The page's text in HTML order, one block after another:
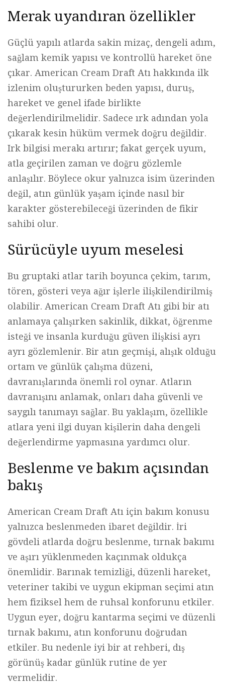
Merak uyandıran özellikler
Güçlü yapılı atlarda sakin mizaç, dengeli adım,
sağlam kemik yapısı ve kontrollü hareket öne
çıkar. American Cream Draft Atı hakkında ilk
izlenim oluştururken beden yapısı, duruş,
hareket ve genel ifade birlikte
değerlendirilmelidir. Sadece ırk adından yola
çıkarak kesin hüküm vermek doğru değildir.
Irk bilgisi merakı artırır; fakat gerçek uyum,
atla geçirilen zaman ve doğru gözlemle
anlaşılır. Böylece okur yalnızca isim üzerinden
değil, atın günlük yaşam içinde nasıl bir
karakter gösterebileceği üzerinden de fikir
sahibi olur.
Sürücüyle uyum meselesi
Bu gruptaki atlar tarih boyunca çekim, tarım,
tören, gösteri veya ağır işlerle ilişkilendirilmiş
olabilir. American Cream Draft Atı gibi bir atı
anlamaya çalışırken sakinlik, dikkat, öğrenme
isteği ve insanla kurduğu güven ilişkisi ayrı
ayrı gözlemlenir. Bir atın geçmişi, alışık olduğu
ortam ve günlük çalışma düzeni,
davranışlarında önemli rol oynar. Atların
davranışını anlamak, onları daha güvenli ve
saygılı tanımayı sağlar. Bu yaklaşım, özellikle
atlara yeni ilgi duyan kişilerin daha dengeli
değerlendirme yapmasına yardımcı olur.
Beslenme ve bakım açısından
bakış
American Cream Draft Atı için bakım konusu
yalnızca beslenmeden ibaret değildir. İri
gövdeli atlarda doğru beslenme, tırnak bakımı
ve aşırı yüklenmeden kaçınmak oldukça
önemlidir. Barınak temizliği, düzenli hareket,
veteriner takibi ve uygun ekipman seçimi atın
hem fiziksel hem de ruhsal konforunu etkiler.
Uygun eyer, doğru kantarma seçimi ve düzenli
tırnak bakımı, atın konforunu doğrudan
etkiler. Bu nedenle iyi bir at rehberi, dış
görünüş kadar günlük rutine de yer
vermelidir.